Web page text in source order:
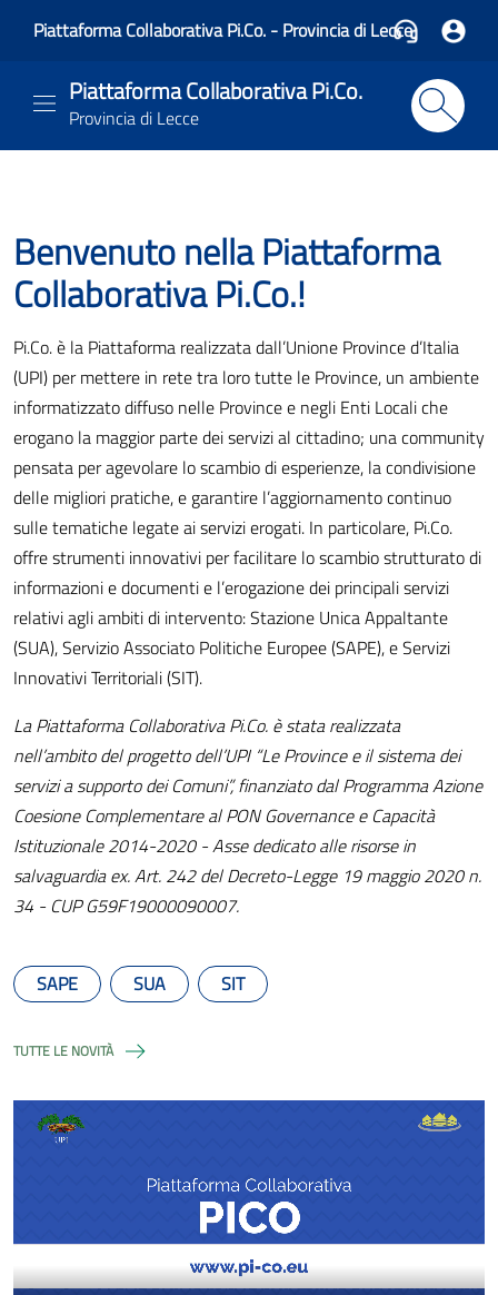
Piattaforma Collaborativa Pi.Co. - Provincia di Lecce
Piattaforma Collaborativa Pi.Co.
Provincia di Lecce
Benvenuto nella Piattaforma
Collaborativa Pi.Co.!
Pi.Co. è la Piattaforma realizzata dall’Unione Province d’Italia
(UPI) per mettere in rete tra loro tutte le Province, un ambiente
informatizzato diffuso nelle Province e negli Enti Locali che
erogano la maggior parte dei servizi al cittadino; una community
pensata per agevolare lo scambio di esperienze, la condivisione
delle migliori pratiche, e garantire l’aggiornamento continuo
sulle tematiche legate ai servizi erogati. In particolare, Pi.Co.
offre strumenti innovativi per facilitare lo scambio strutturato di
informazioni e documenti e l’erogazione dei principali servizi
relativi agli ambiti di intervento: Stazione Unica Appaltante
(SUA), Servizio Associato Politiche Europee (SAPE), e Servizi
Innovativi Territoriali (SIT).
La Piattaforma Collaborativa Pi.Co. è stata realizzata
nell’ambito del progetto dell’UPI “Le Province e il sistema dei
servizi a supporto dei Comuni”, finanziato dal Programma Azione
Coesione Complementare al PON Governance e Capacità
Istituzionale 2014-2020 - Asse dedicato alle risorse in
salvaguardia ex. Art. 242 del Decreto-Legge 19 maggio 2020 n.
34 - CUP G59F19000090007.
SAPE SUA SIT
TUTTE LE NOVITÀ